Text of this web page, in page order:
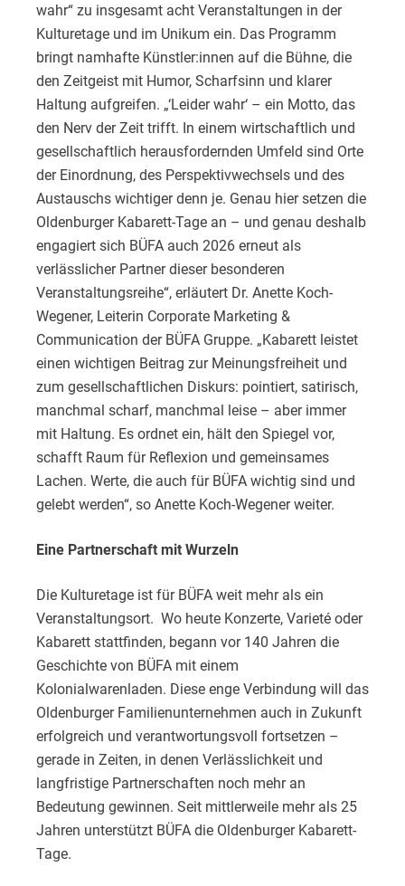
wahr“ zu insgesamt acht Veranstaltungen in der
Kulturetage und im Unikum ein. Das Programm
bringt namhafte Künstler:innen auf die Bühne, die
den Zeitgeist mit Humor, Scharfsinn und klarer
Haltung aufgreifen. „‘Leider wahr‘ – ein Motto, das
den Nerv der Zeit trifft. In einem wirtschaftlich und
gesellschaftlich herausfordernden Umfeld sind Orte
der Einordnung, des Perspektivwechsels und des
Austauschs wichtiger denn je. Genau hier setzen die
Oldenburger Kabarett-Tage an – und genau deshalb
engagiert sich BÜFA auch 2026 erneut als
verlässlicher Partner dieser besonderen
Veranstaltungsreihe“, erläutert Dr. Anette Koch-
Wegener, Leiterin Corporate Marketing &
Communication der BÜFA Gruppe. „Kabarett leistet
einen wichtigen Beitrag zur Meinungsfreiheit und
zum gesellschaftlichen Diskurs: pointiert, satirisch,
manchmal scharf, manchmal leise – aber immer
mit Haltung. Es ordnet ein, hält den Spiegel vor,
schafft Raum für Reflexion und gemeinsames
Lachen. Werte, die auch für BÜFA wichtig sind und
gelebt werden“, so Anette Koch-Wegener weiter.
Eine Partnerschaft mit Wurzeln
Die Kulturetage ist für BÜFA weit mehr als ein
Veranstaltungsort. Wo heute Konzerte, Varieté oder
Kabarett stattfinden, begann vor 140 Jahren die
Geschichte von BÜFA mit einem
Kolonialwarenladen. Diese enge Verbindung will das
Oldenburger Familienunternehmen auch in Zukunft
erfolgreich und verantwortungsvoll fortsetzen –
gerade in Zeiten, in denen Verlässlichkeit und
langfristige Partnerschaften noch mehr an
Bedeutung gewinnen. Seit mittlerweile mehr als 25
Jahren unterstützt BÜFA die Oldenburger Kabarett-
Tage.